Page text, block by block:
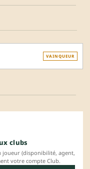
VAINQUEUR
clubs
joueur (disponibilité, agent,
votre compte Club.